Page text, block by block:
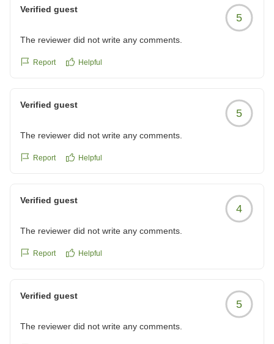
Verified guest
5
The reviewer did not write any comments.
Report Helpful
Verified guest
5
The reviewer did not write any comments.
Report Helpful
Verified guest
4
The reviewer did not write any comments.
Report Helpful
Verified guest
5
The reviewer did not write any comments.